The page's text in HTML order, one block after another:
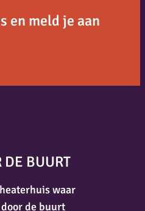
en meld je aan
DE BUURT
waar
de buurt